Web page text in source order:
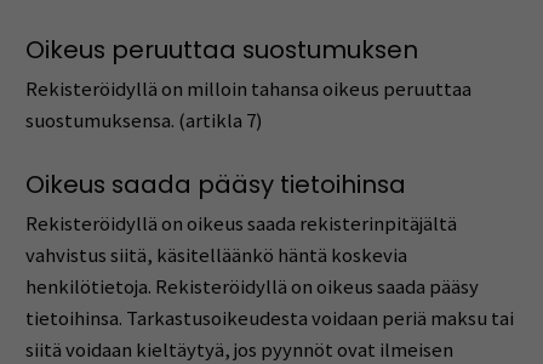
Oikeus peruuttaa suostumuksen
Rekisteröidyllä on milloin tahansa oikeus peruuttaa
suostumuksensa. (artikla 7)
Oikeus saada pääsy tietoihinsa
Rekisteröidyllä on oikeus saada rekisterinpitäjältä
vahvistus siitä, käsitelläänkö häntä koskevia
henkilötietoja. Rekisteröidyllä on oikeus saada pääsy
tietoihinsa. Tarkastusoikeudesta voidaan periä maksu tai
siitä voidaan kieltäytyä, jos pyynnöt ovat ilmeisen